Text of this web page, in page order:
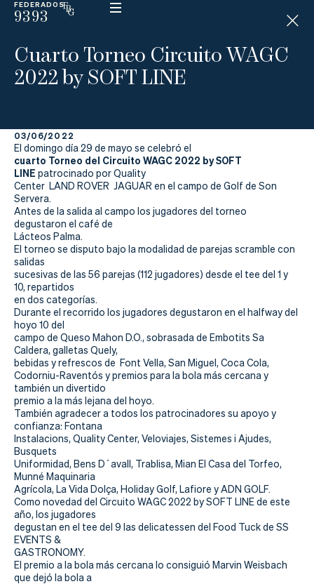
FEDERADOS
9393
ESP
N
D
I
C
La
Federación
Federarse
Jugar
Aprender
Actualidad
Tienda
Cuarto Torneo Circuito WAGC
2022 by SOFT LINE
03/06/2022
El domingo día 29 de mayo se celebró el
cuarto Torneo del Circuito WAGC 2022 by SOFT
LINE patrocinado por Quality
Center LAND ROVER JAGUAR en el campo de Golf de Son
Servera.
Antes de la salida al campo los jugadores del torneo
degustaron el café de
Lácteos Palma.
El torneo se disputo bajo la modalidad de parejas scramble con
salidas
sucesivas de las 56 parejas (112 jugadores) desde el tee del 1 y
10, repartidos
en dos categorías.
Durante el recorrido los jugadores degustaron en el halfway del
hoyo 10 del
campo de Queso Mahon D.O., sobrasada de Embotits Sa
Caldera, galletas Quely,
bebidas y refrescos de Font Vella, San Miguel, Coca Cola,
Codorniu-Raventós y premios para la bola más cercana y
también un divertido
premio a la más lejana del hoyo.
También agradecer a todos los patrocinadores su apoyo y
confianza: Fontana
Instalacions, Quality Center, Veloviajes, Sistemes i Ajudes,
Busquets
Uniformidad, Bens D´avall, Trablisa, Mian El Casa del Torfeo,
Munné Maquinaria
Agrícola, La Vida Dolça, Holiday Golf, Lafiore y ADN GOLF.
Como novedad del Circuito WAGC 2022 by SOFT LINE de este
año, los jugadores
degustan en el tee del 9 las delicatessen del Food Tuck de SS
EVENTS &
GASTRONOMY.
El premio a la bola más cercana lo consiguió Marvin Weisbach
que dejó la bola a